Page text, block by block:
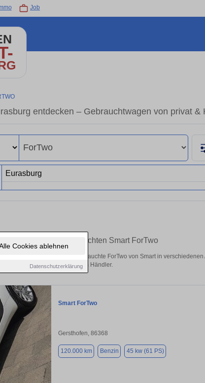
Cookies ablehnen
Datenschutzerklärung
Job
entdecken – Gebrauchtwagen von privat &
Eurasburg Ihren gebrauchten Smart ForTwo
Entdecken Sie gebrauchte ForTwo von Smart in
Preisklassen von privat und vom Händler.
Smart ForTwo
Gersthofen, 86368
120.000 km Benzin 45 kw (61 PS)